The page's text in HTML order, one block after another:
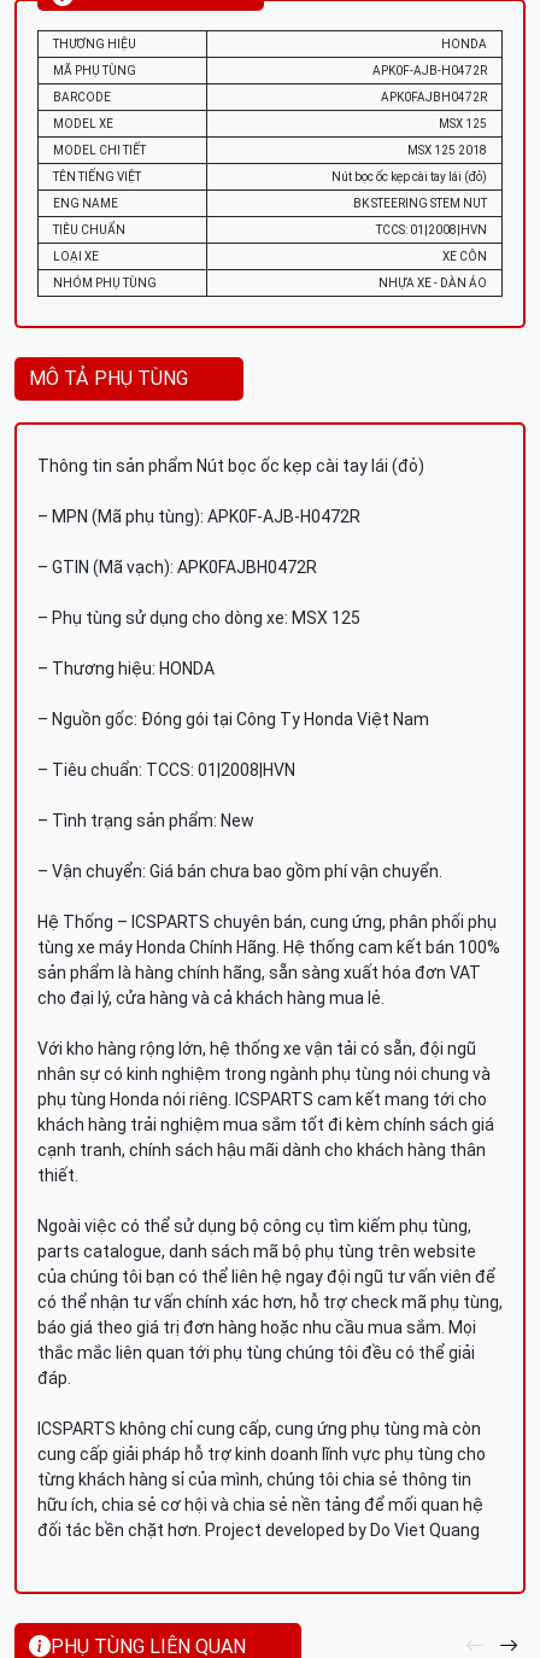
THƯƠNG HIỆU
HONDA
MÃ PHỤ TÙNG
APK0F-AJB-H0472R
BARCODE
APK0FAJBH0472R
MODEL XE
MSX 125
MODEL CHI TIẾT
MSX 125 2018
TÊN TIẾNG VIỆT
Nút bọc ốc kẹp cài tay lái (đỏ)
ENG NAME
BK STEERING STEM NUT
TIÊU CHUẨN
TCCS: 01|2008|HVN
LOẠI XE
XE CÔN
NHÓM PHỤ TÙNG
NHỰA XE - DÀN ÁO
MÔ TẢ PHỤ TÙNG
Thông tin sản phẩm Nút bọc ốc kẹp cài tay lái (đỏ)
– MPN (Mã phụ tùng): APK0F-AJB-H0472R
– GTIN (Mã vạch): APK0FAJBH0472R
– Phụ tùng sử dụng cho dòng xe: MSX 125
– Thương hiệu: HONDA
– Nguồn gốc: Đóng gói tại Công Ty Honda Việt Nam
– Tiêu chuẩn: TCCS: 01|2008|HVN
– Tình trạng sản phẩm: New
– Vận chuyển: Giá bán chưa bao gồm phí vận chuyển.
Hệ Thống – ICSPARTS chuyên bán, cung ứng, phân phối phụ
tùng xe máy Honda Chính Hãng. Hệ thống cam kết bán 100%
sản phẩm là hàng chính hãng, sẵn sàng xuất hóa đơn VAT
cho đại lý, cửa hàng và cả khách hàng mua lẻ.
Với kho hàng rộng lớn, hệ thống xe vận tải có sẵn, đội ngũ
nhân sự có kinh nghiệm trong ngành phụ tùng nói chung và
phụ tùng Honda nói riêng. ICSPARTS cam kết mang tới cho
khách hàng trải nghiệm mua sắm tốt đi kèm chính sách giá
cạnh tranh, chính sách hậu mãi dành cho khách hàng thân
thiết.
Ngoài việc có thể sử dụng bộ công cụ tìm kiếm phụ tùng,
parts catalogue, danh sách mã bộ phụ tùng trên website
của chúng tôi bạn có thể liên hệ ngay đội ngũ tư vấn viên để
có thể nhận tư vấn chính xác hơn, hỗ trợ check mã phụ tùng,
báo giá theo giá trị đơn hàng hoặc nhu cầu mua sắm. Mọi
thắc mắc liên quan tới phụ tùng chúng tôi đều có thể giải
đáp.
ICSPARTS không chỉ cung cấp, cung ứng phụ tùng mà còn
cung cấp giải pháp hỗ trợ kinh doanh lĩnh vực phụ tùng cho
từng khách hàng sỉ của mình, chúng tôi chia sẻ thông tin
hữu ích, chia sẻ cơ hội và chia sẻ nền tảng để mối quan hệ
đối tác bền chặt hơn. Project developed by Do Viet Quang
PHỤ TÙNG LIÊN QUAN